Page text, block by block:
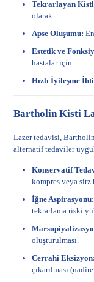
Tekrarlayan
olarak.
Apse Oluşumu:
Estetik ve
hastalar için.
Hızlı İyileşme
Bartholin Kisti
Lazer tedavisi,
alternatif tedaviler
Konservatif
kompres veya
İğne Aspirasyonu:
tekrarlama riski
oluşturulması.
Cerrahi Eksizyon:
çıkarılması